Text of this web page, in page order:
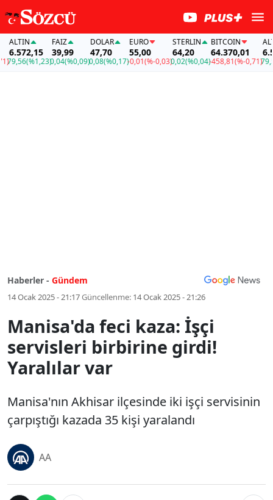
ALTIN
6.572,15
(%1,23)
FAİZ
39,99
0,04(%0,09)
DOLAR
47,70
0,08(%0,17)
EURO
55,00
-0,01(%-0,03)
STERLIN
64,20
0,02(%0,04)
BITCOIN
64.370,01
-458,81(%-0,71)79,56
Haberler - Gündem
14 Ocak 2025 - 21:17Güncellenme: 14 Ocak 2025 - 21:26
Manisa'da feci kaza: İşçi
servisleri birbirine girdi!
Yaralılar var
Manisa'nın Akhisar ilçesinde iki işçi servisinin
çarpıştığı kazada 35 kişi yaralandı
AA